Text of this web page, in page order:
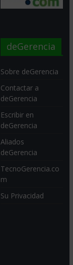
deGerencia
Sobre deGerencia
Contactar a
deGerencia
Escribir en
deGerencia
Aliados
deGerencia
TecnoGerencia.co
m
Su Privacidad